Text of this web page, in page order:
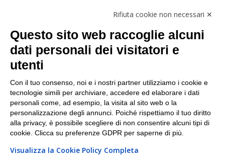
Facebook
Linkedin
I nostri punti di ritiro e spedizione pacchi nelle
maggiori città italiane
Torino|Milano|Roma|Bologna|Firenze| Genova
Napoli|Varese
Rifiuta cookie non necessari ✕
Questo sito web raccoglie alcuni
dati personali dei visitatori e
utenti
Con il tuo consenso, noi e i nostri partner utilizziamo i cookie e
tecnologie simili per archiviare, accedere ed elaborare i dati
personali come, ad esempio, la visita al sito web o la
personalizzazione degli annunci. Poiché rispettiamo il tuo diritto
alla privacy, è possibile scegliere di non consentire alcuni tipi di
cookie. Clicca su preferenze GDPR per saperne di più.
Visualizza la Cookie Policy Completa